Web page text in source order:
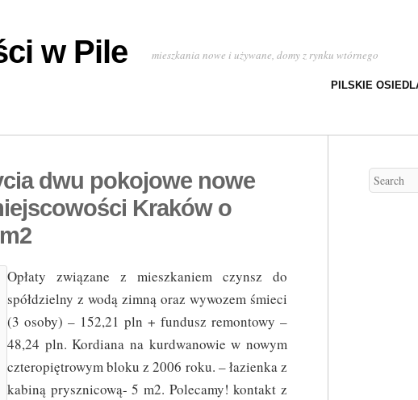
w Pile mieszkania nowe i używane, domy z rynku wtórnego
PILSKIE
dwu pokojowe nowe
Kraków o
Opłaty związane z mieszkaniem czynsz do
spółdzielny z wodą zimną oraz wywozem śmieci
(3 osoby) – 152,21 pln + fundusz remontowy –
48,24 pln. Kordiana na kurdwanowie w nowym
czteropiętrowym bloku z 2006 roku. – łazienka z
kabiną prysznicową- 5 m2. Polecamy! kontakt z